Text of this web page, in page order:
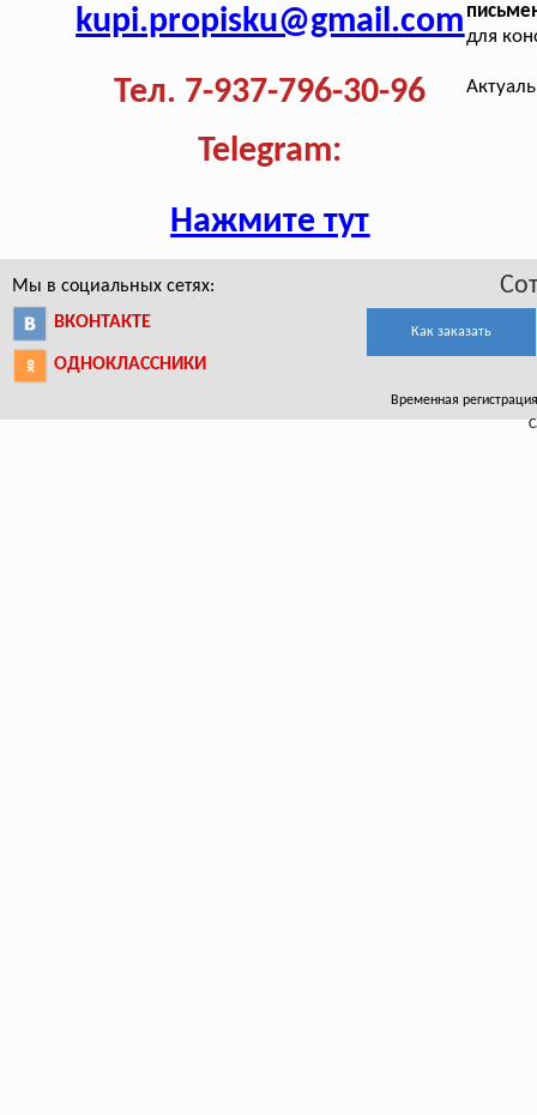
kupi.propisku@gmail.com
Тел. 7-937-796-30-96
Telegram:
Нажмите тут
для
Мы в социальных сетях:
ВКОНТАКТЕ
ОДНОКЛАССНИКИ
Как заказать
Временная